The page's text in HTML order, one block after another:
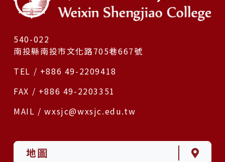
540-022
南投縣南投市文化路705巷667號
TEL / +886 49-2209418
FAX / +886 49-2203351
MAIL / wxsjc@wxsjc.edu.tw
地圖